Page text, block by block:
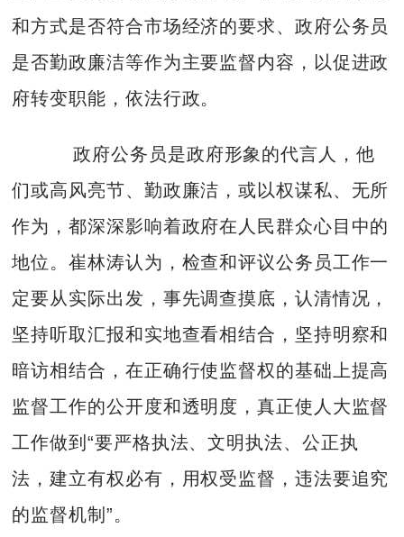
和方式是否符合市场经济的要求、政府公务员
是否勤政廉洁等作为主要监督内容，以促进政
府转变职能，依法行政。
政府公务员是政府形象的代言人，他
们或高风亮节、勤政廉洁，或以权谋私、无所
作为，都深深影响着政府在人民群众心目中的
地位。崔林涛认为，检查和评议公务员工作一
定要从实际出发，事先调查摸底，认清情况，
坚持听取汇报和实地查看相结合，坚持明察和
暗访相结合，在正确行使监督权的基础上提高
监督工作的公开度和透明度，真正使人大监督
工作做到“要严格执法、文明执法、公正执
法，建立有权必有，用权受监督，违法要追究
的监督机制”。